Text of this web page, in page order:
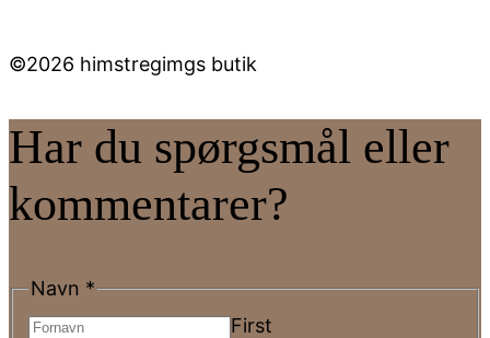
©2026 himstregimgs butik
Har du spørgsmål eller
kommentarer?
Navn *
First